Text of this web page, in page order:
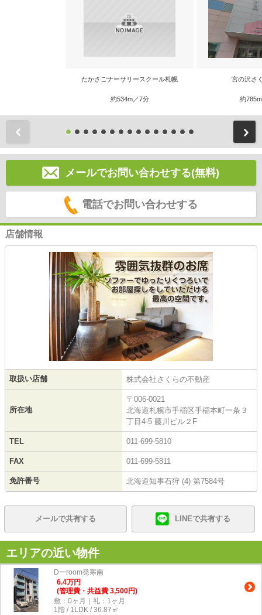
たかさごナーサリースクール札幌
約534m／7分
宮の沢さ
約
メールでお問い合わせする(無料)
電話でお問い合わせする
店舗情報
取扱い店舗 株式会社さくらの不動産
所在地
〒006-0021
北海道札幌市手稲区手稲本町一条３
丁目4-5 藤川ビル２F
TEL 011-699-5810
FAX 011-699-5811
免許番号 北海道知事石狩 (4) 第7584号
メールで共有する LINEで共有する
エリアの近い物件
Dーroom発寒南
6.4万円
(管理費・共益費 3,500円)
敷：0ヶ月｜礼：1ヶ月
1階 / 1LDK / 36.87㎡